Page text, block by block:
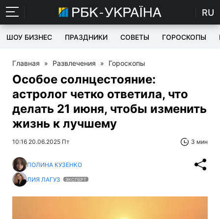
RU
ШОУ БИЗНЕС ПРАЗДНИКИ СОВЕТЫ ГОРОСКОПЫ
Главная » Развлечения » Гороскопы
Особое солнцестояние:
астролог четко ответила, что
делать 21 июня, чтобы изменить
жизнь к лучшему
10:16 20.06.2025 Пт 3 мин
ПОЛИНА КУЗЕНКО
ЛИЯ ЛАГУЗ
ЭКСПЕРТ